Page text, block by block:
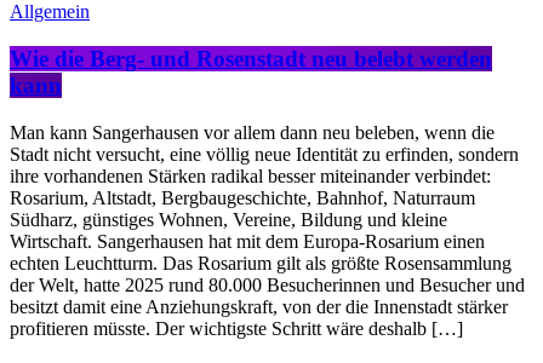
Allgemein
Wie die Berg- und Rosenstadt neu belebt werden
kann
Man kann Sangerhausen vor allem dann neu beleben, wenn die
Stadt nicht versucht, eine völlig neue Identität zu erfinden, sondern
ihre vorhandenen Stärken radikal besser miteinander verbindet:
Rosarium, Altstadt, Bergbaugeschichte, Bahnhof, Naturraum
Südharz, günstiges Wohnen, Vereine, Bildung und kleine
Wirtschaft. Sangerhausen hat mit dem Europa-Rosarium einen
echten Leuchtturm. Das Rosarium gilt als größte Rosensammlung
der Welt, hatte 2025 rund 80.000 Besucherinnen und Besucher und
besitzt damit eine Anziehungskraft, von der die Innenstadt stärker
profitieren müsste. Der wichtigste Schritt wäre deshalb […]